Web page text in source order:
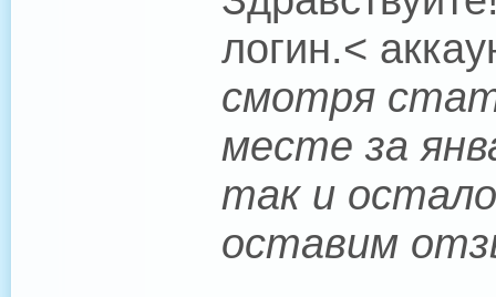
логин.<
смотря
месте за
так и
оставим